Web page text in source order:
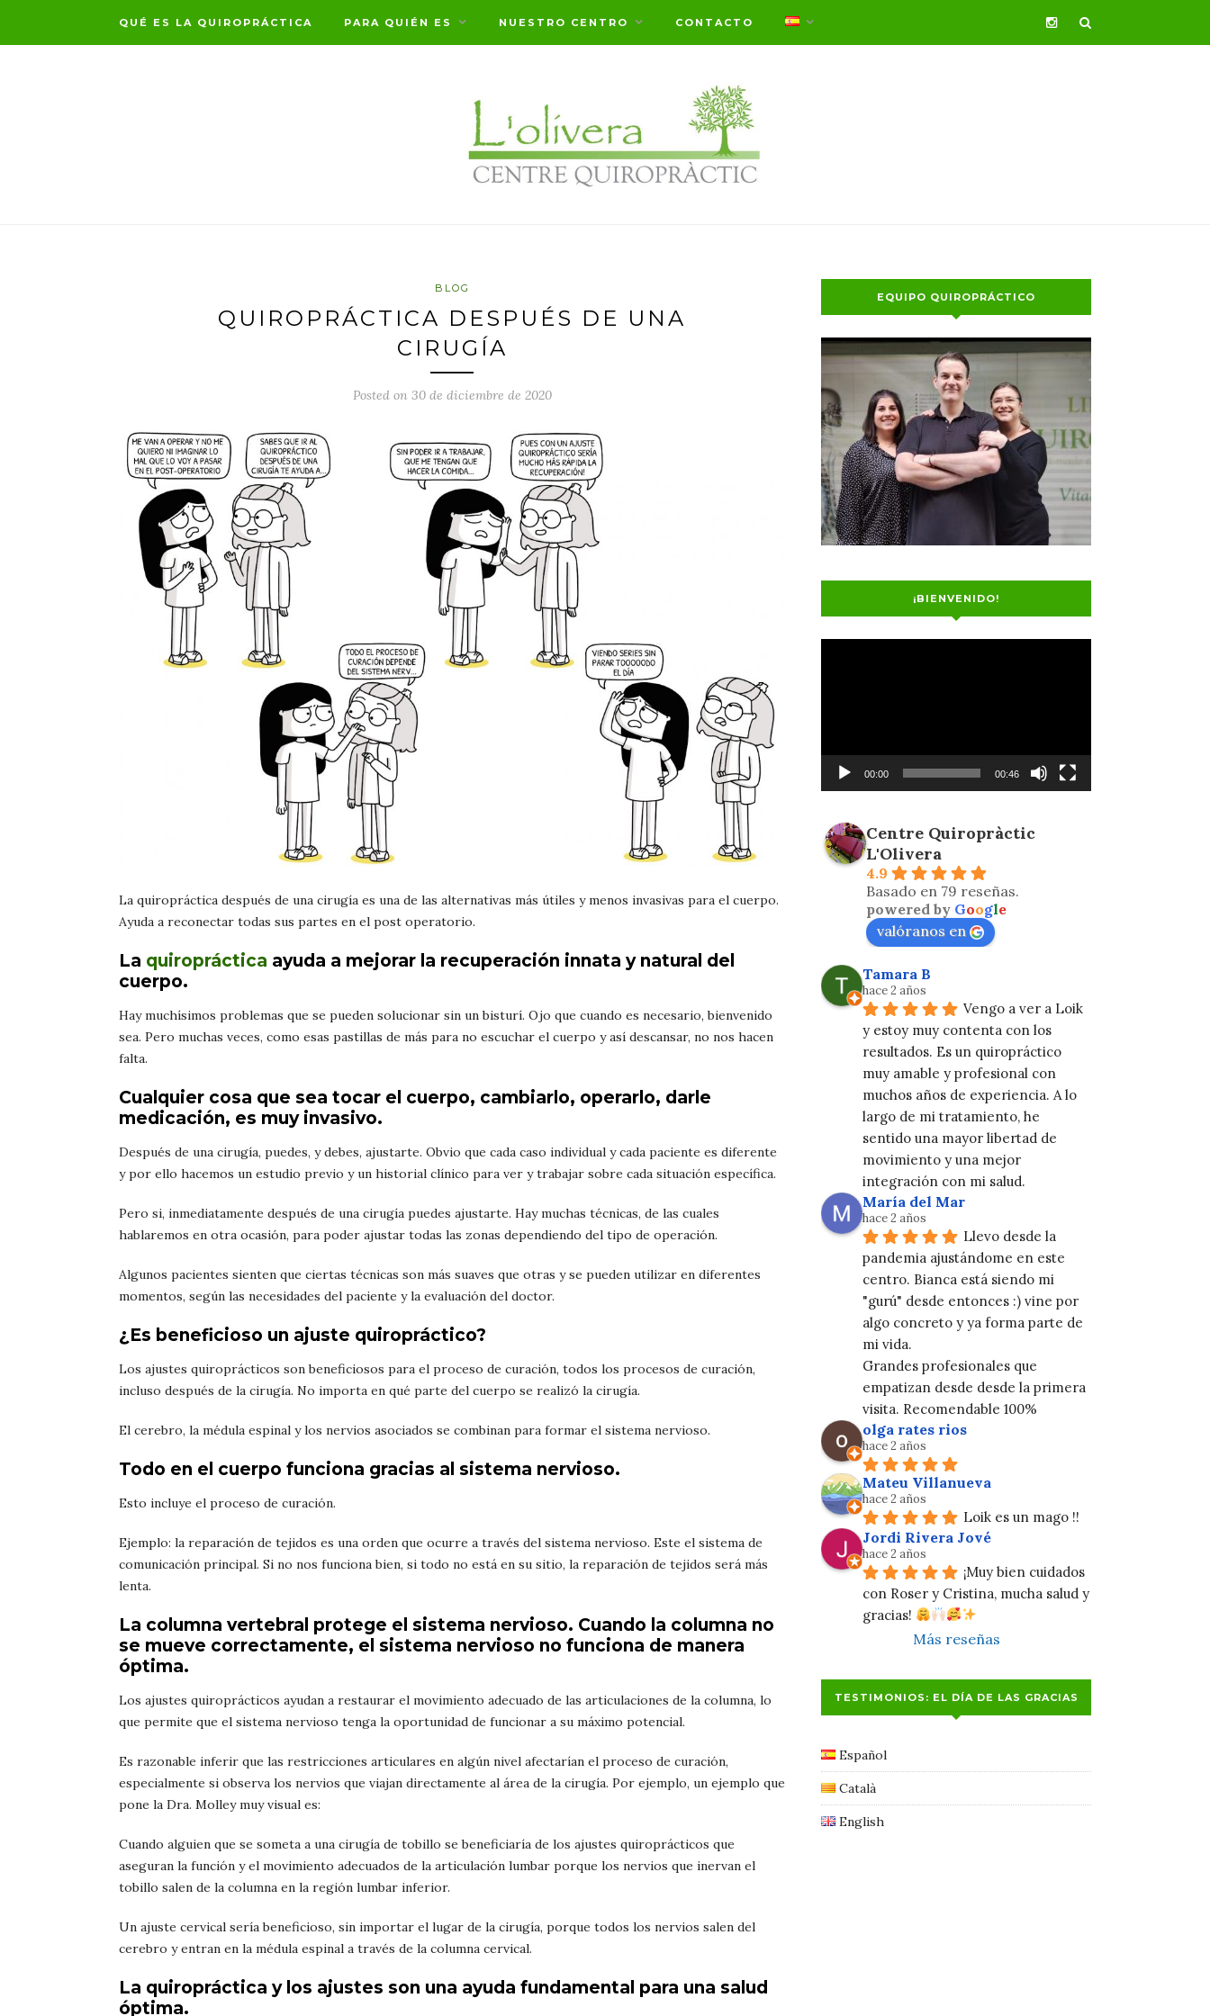
QUÉ ES LA QUIROPRÁCTICA PARA QUIÉN ES NUESTRO CENTRO CONTACTO
BLOG
QUIROPRÁCTICA DESPUÉS DE UNA
CIRUGÍA
Posted on 30 de diciembre de 2020
La quiropráctica después de una cirugía es una de las alternativas más útiles y menos invasivas para el cuerpo.
Ayuda a reconectar todas sus partes en el post operatorio.
La quiropráctica ayuda a mejorar la recuperación innata y natural del
cuerpo.
Hay muchísimos problemas que se pueden solucionar sin un bisturí. Ojo que cuando es necesario, bienvenido
sea. Pero muchas veces, como esas pastillas de más para no escuchar el cuerpo y así descansar, no nos hacen
falta.
Cualquier cosa que sea tocar el cuerpo, cambiarlo, operarlo, darle
medicación, es muy invasivo.
Después de una cirugía, puedes, y debes, ajustarte. Obvio que cada caso individual y cada paciente es diferente
y por ello hacemos un estudio previo y un historial clínico para ver y trabajar sobre cada situación específica.
Pero si, inmediatamente después de una cirugía puedes ajustarte. Hay muchas técnicas, de las cuales
hablaremos en otra ocasión, para poder ajustar todas las zonas dependiendo del tipo de operación.
Algunos pacientes sienten que ciertas técnicas son más suaves que otras y se pueden utilizar en diferentes
momentos, según las necesidades del paciente y la evaluación del doctor.
¿Es beneficioso un ajuste quiropráctico?
Los ajustes quiroprácticos son beneficiosos para el proceso de curación, todos los procesos de curación,
incluso después de la cirugía. No importa en qué parte del cuerpo se realizó la cirugía.
El cerebro, la médula espinal y los nervios asociados se combinan para formar el sistema nervioso.
Todo en el cuerpo funciona gracias al sistema nervioso.
Esto incluye el proceso de curación.
Ejemplo: la reparación de tejidos es una orden que ocurre a través del sistema nervioso. Este el sistema de
comunicación principal. Si no nos funciona bien, si todo no está en su sitio, la reparación de tejidos será más
lenta.
La columna vertebral protege el sistema nervioso. Cuando la columna no
se mueve correctamente, el sistema nervioso no funciona de manera
óptima.
Los ajustes quiroprácticos ayudan a restaurar el movimiento adecuado de las articulaciones de la columna, lo
que permite que el sistema nervioso tenga la oportunidad de funcionar a su máximo potencial.
Es razonable inferir que las restricciones articulares en algún nivel afectarían el proceso de curación,
especialmente si observa los nervios que viajan directamente al área de la cirugía. Por ejemplo, un ejemplo que
pone la Dra. Molley muy visual es:
Cuando alguien que se someta a una cirugía de tobillo se beneficiaría de los ajustes quiroprácticos que
aseguran la función y el movimiento adecuados de la articulación lumbar porque los nervios que inervan el
tobillo salen de la columna en la región lumbar inferior.
Un ajuste cervical sería beneficioso, sin importar el lugar de la cirugía, porque todos los nervios salen del
cerebro y entran en la médula espinal a través de la columna cervical.
La quiropráctica y los ajustes son una ayuda fundamental para una salud
óptima.
EQUIPO QUIROPRÁCTICO
¡BIENVENIDO!
00:00 00:46
Centre Quiropràctic
L'Olivera
4.9
Basado en 79 reseñas.
powered by Google
valóranos en
Tamara B
hace 2 años
Vengo a ver a Loik
y estoy muy contenta con los
resultados. Es un quiropráctico
muy amable y profesional con
muchos años de experiencia. A lo
largo de mi tratamiento, he
sentido una mayor libertad de
movimiento y una mejor
integración con mi salud.
María del Mar
hace 2 años
Llevo desde la
pandemia ajustándome en este
centro. Bianca está siendo mi
"gurú" desde entonces :) vine por
algo concreto y ya forma parte de
mi vida.
Grandes profesionales que
empatizan desde desde la primera
visita. Recomendable 100%
olga rates rios
hace 2 años
Mateu Villanueva
hace 2 años
Loik es un mago !!
Jordi Rivera Jové
hace 2 años
¡Muy bien cuidados
con Roser y Cristina, mucha salud y
gracias!
Más reseñas
TESTIMONIOS: EL DÍA DE LAS GRACIAS
Español
Català
English